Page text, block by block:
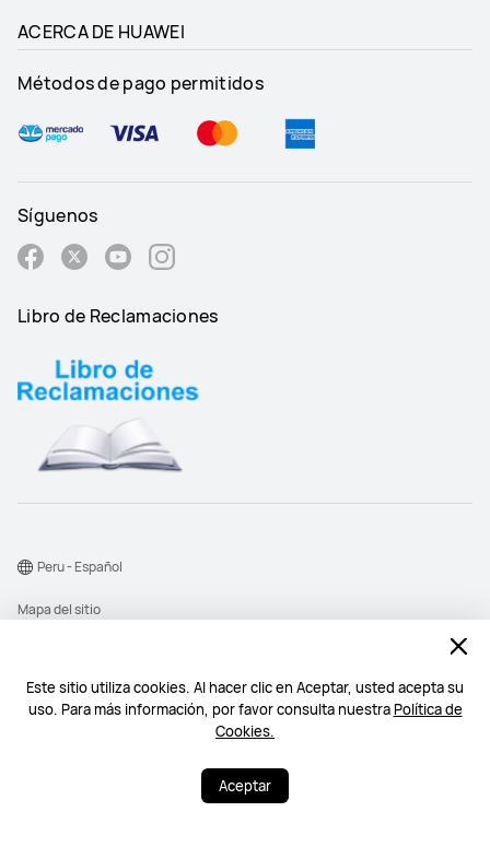
Este sitio utiliza cookies. Al hacer clic en Aceptar, usted acepta su
uso. Para más información, por favor consulta nuestraPolítica de
Cookies.
Aceptar
beneficios inesperados
Chatea ahora >
Lun a Vie 09:00-22:00
ACERCA DE HUAWEI
Métodos de pago permitidos
Síguenos
Libro de Reclamaciones
©2026 Huawei Device Co., Ltd. Todos los derechos reservados.
Mapa del sitio
Declaración de privacidad
Peru - Español